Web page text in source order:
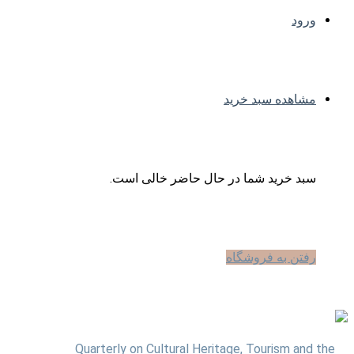
ورود
مشاهده سبد خرید
سبد خرید شما در حال حاضر خالی است.
رفتن به فروشگاه